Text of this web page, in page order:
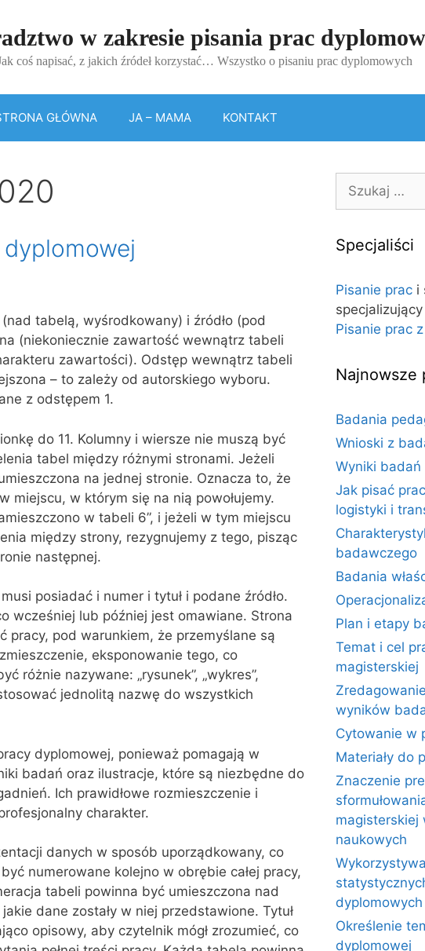
w zakresie pisania prac
coś napisać, z jakich źródeł korzystać… Wszystko o pisaniu prac dyplomowych
GŁÓWNA JA – MAMA KONTAKT
tabelą, wyśrodkowany) i źródło (pod
(niekoniecznie zawartość wewnątrz tabeli
zawartości). Odstęp wewnątrz tabeli
– to zależy od autorskiego wyboru.
z odstępem 1.
do 11. Kolumny i wiersze nie muszą być
tabel między różnymi stronami. Jeżeli
na jednej stronie. Oznacza to, że
miejscu, w którym się na nią powołujemy.
w tabeli 6”, i jeżeli w tym miejscu
między strony, rezygnujemy z tego, pisząc
następnej.
posiadać i numer i tytuł i podane źródło.
wcześniej lub później jest omawiane. Strona
pracy, pod warunkiem, że przemyślane są
eksponowanie tego, co
różnie nazywane: „rysunek”, „wykres”,
jednolitą nazwę do wszystkich
dyplomowej, ponieważ pomagają w
badań oraz ilustracje, które są niezbędne do
Ich prawidłowe rozmieszczenie i
charakter.
danych w sposób uporządkowany, co
numerowane kolejno w obrębie całej pracy,
tabeli powinna być umieszczona nad
dane zostały w niej przedstawione. Tytuł
opisowy, aby czytelnik mógł zrozumieć, co
Szukaj:
Specjaliści
Pisanie prac i
Pisanie prac
Najnowsze
Badania
Wnioski z
Wyniki badań
Jak pisać
logistyki i
badawczego
Badania
Plan i etapy
Temat i cel
magisterskiej
wyników
Cytowanie w
Materiały do
Znaczenie
magisterskiej
naukowych
dyplomowych
Określenie
dyplomowej